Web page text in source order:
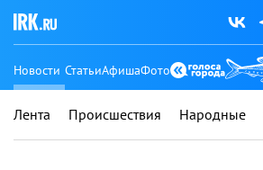
Новости СтатьиАфишаФото
Лента Происшествия Народные